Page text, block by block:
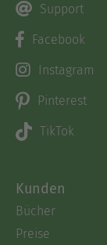
Support
Facebook
Instagram
Pinterest
TikTok
Kunden
Bücher
Preise